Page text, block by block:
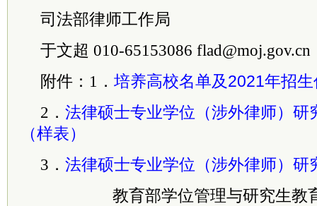
司法部律师工作局
于文超 010-65153086 flad@moj.gov.cn
附件：1． 培养高校名单及2021年招
2． 法律硕士专业学位（涉外律师）研
（样表）
3． 法律硕士专业学位（涉外律师）研
教育部学位管理与研究生教